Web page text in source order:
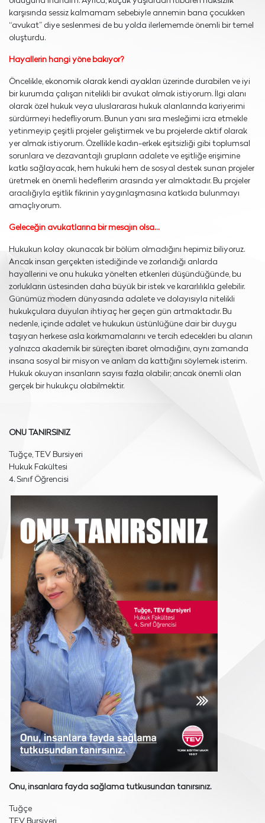
karşısında sessiz kalmamam sebebiyle annemin bana çocukken
“avukat” diye seslenmesi de bu yolda ilerlememde önemli bir temel
oluşturdu.
Hayallerin hangi yöne bakıyor?
Öncelikle, ekonomik olarak kendi ayakları üzerinde durabilen ve iyi
bir kurumda çalışan nitelikli bir avukat olmak istiyorum. İlgi alanı
olarak özel hukuk veya uluslararası hukuk alanlarında kariyerimi
sürdürmeyi hedefliyorum. Bunun yanı sıra mesleğimi icra etmekle
yetinmeyip çeşitli projeler geliştirmek ve bu projelerde aktif olarak
yer almak istiyorum. Özellikle kadın-erkek eşitsizliği gibi toplumsal
sorunlara ve dezavantajlı grupların adalete ve eşitliğe erişimine
katkı sağlayacak, hem hukuki hem de sosyal destek sunan projeler
üretmek en önemli hedeflerim arasında yer almaktadır. Bu projeler
aracılığıyla eşitlik fikrinin yaygınlaşmasına katkıda bulunmayı
amaçlıyorum.
Geleceğin avukatlarına bir mesajın olsa…
Hukukun kolay okunacak bir bölüm olmadığını hepimiz biliyoruz.
Ancak insan gerçekten istediğinde ve zorlandığı anlarda
hayallerini ve onu hukuka yönelten etkenleri düşündüğünde, bu
zorlukların üstesinden daha büyük bir istek ve kararlılıkla gelebilir.
Günümüz modern dünyasında adalete ve dolayısıyla nitelikli
hukukçulara duyulan ihtiyaç her geçen gün artmaktadır. Bu
nedenle, içinde adalet ve hukukun üstünlüğüne dair bir duygu
taşıyan herkese asla korkmamalarını ve tercih edecekleri bu alanın
yalnızca akademik bir süreçten ibaret olmadığını, aynı zamanda
insana sosyal bir misyon ve anlam da kattığını söylemek isterim.
Hukuk okuyan insanların sayısı fazla olabilir; ancak önemli olan
gerçek bir hukukçu olabilmektir.
ONU TANIRSINIZ
Tuğçe, TEV Bursiyeri
Hukuk Fakültesi
4. Sınıf Öğrencisi
Onu, insanlara fayda sağlama tutkusundan tanırsınız.
Tuğçe